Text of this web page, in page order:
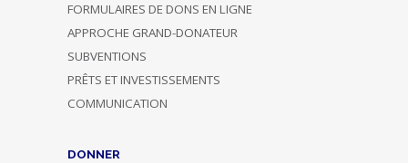
FORMULAIRES DE DONS EN LIGNE
APPROCHE GRAND-DONATEUR
SUBVENTIONS
PRÊTS ET INVESTISSEMENTS
COMMUNICATION
DONNER